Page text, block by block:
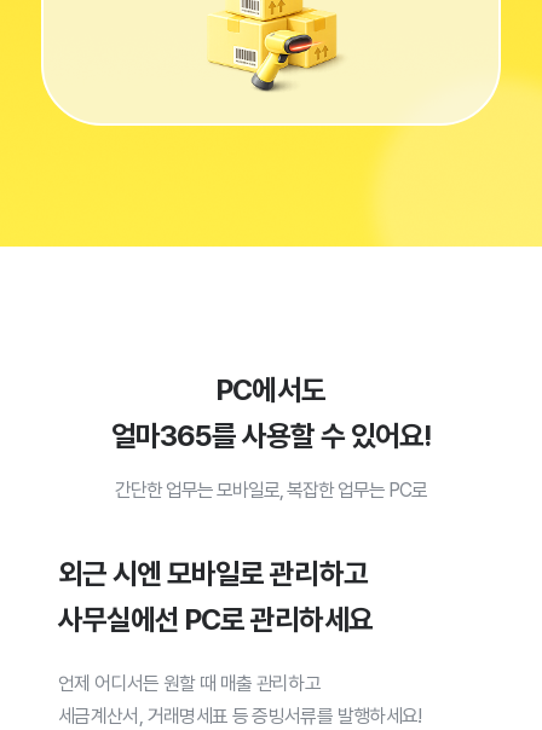
PC에서도
얼마365를 사용할 수 있어요!
간단한 업무는 모바일로, 복잡한 업무는 PC로
외근 시엔 모바일로 관리하고
사무실에선 PC로 관리하세요
언제 어디서든 원할 때 매출 관리하고
세금계산서, 거래명세표 등 증빙서류를 발행하세요!